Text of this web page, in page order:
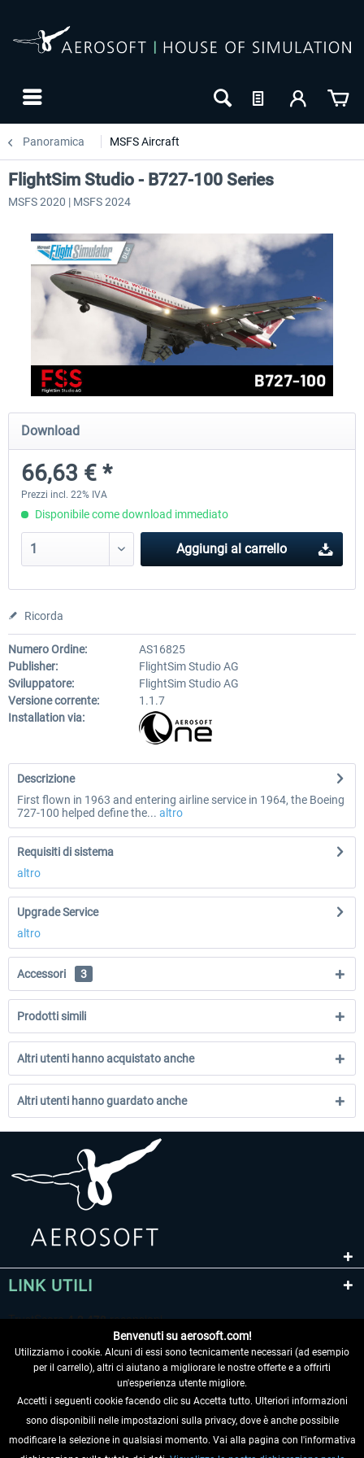
Panoramica MSFS Aircraft
FlightSim Studio - E-Jets 170/175
40,96 € *
FlightSim Studio - B727-100 Series
MSFS 2020 | MSFS 2024
Download
66,63 € *
Prezzi incl. 22% IVA
Disponibile come download immediato
Aggiungi al carrello
Ricorda
Numero Ordine:
AS16825
Publisher:
FlightSim Studio AG
Sviluppatore:
FlightSim Studio AG
Versione corrente:
1.1.7
Installation via:
Descrizione
First flown in 1963 and entering airline service in 1964, the Boeing
727-100 helped define the... altro
Requisiti di sistema
altro
Upgrade Service
altro
Accessori 3
Prodotti simili
Altri utenti hanno acquistato anche
Altri utenti hanno guardato anche
LINK UTILI
RECEDERE DAL CONTRATTO
Benvenuti su aerosoft.com!
Utilizziamo i cookie. Alcuni di essi sono tecnicamente necessari (ad esempio
per il carrello), altri ci aiutano a migliorare le nostre offerte e a offrirti
un'esperienza utente migliore.
Accetti i seguenti cookie facendo clic su Accetta tutto. Ulteriori informazioni
sono disponibili nelle impostazioni sulla privacy, dove è anche possibile
modificare la selezione in qualsiasi momento. Vai alla pagina con l'informativa